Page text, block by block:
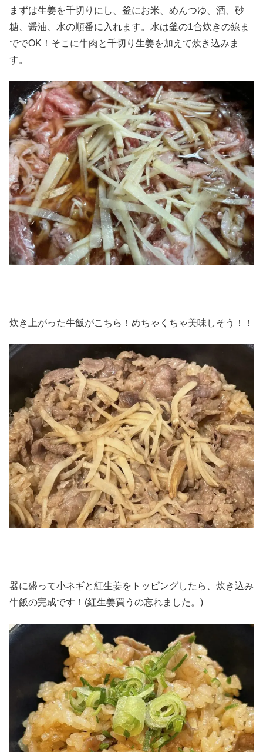
まずは生姜を千切りにし、釜にお米、めんつゆ、酒、砂
糖、醤油、水の順番に入れます。水は釜の1合炊きの線ま
ででOK！そこに牛肉と千切り生姜を加えて炊き込みま
す。
炊き上がった牛飯がこちら！めちゃくちゃ美味しそう！！
器に盛って小ネギと紅生姜をトッピングしたら、炊き込み
牛飯の完成です！(紅生姜買うの忘れました。)